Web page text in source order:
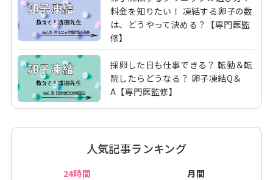
料金を知りたい！ 凍結する卵子の数
は、どうやって決める？【専門医監
修】
採卵した日も仕事できる？ 転勤＆転
院したらどうなる？ 卵子凍結Q＆
A【専門医監修】
人気記事ランキング
24時間 月間